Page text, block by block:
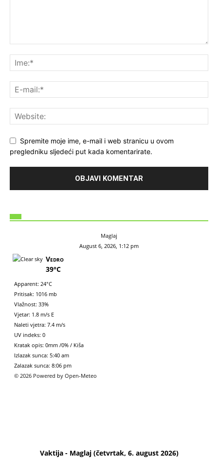
Spremite moje ime, e-mail i web stranicu u ovom
pregledniku sljedeći put kada komentarirate.
Maglaj
August 6, 2026, 1:12 pm
Vedro
39°C
Apparent: 24°C
Pritisak: 1016 mb
Vlažnost: 33%
Vjetar: 1.8 m/s E
Naleti vjetra: 7.4 m/s
UV indeks: 0
Kratak opis: 0mm /0% / Kiša
Izlazak sunca: 5:40 am
Zalazak sunca: 8:06 pm
© 2026 Powered by Open-Meteo
Vaktija - Maglaj (četvrtak, 6. august 2026)